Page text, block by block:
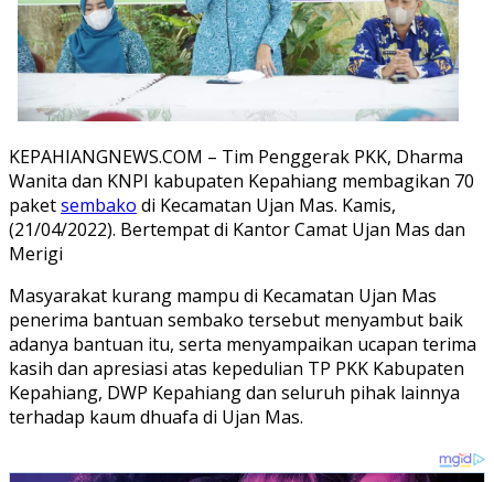
KEPAHIANGNEWS.COM – Tim Penggerak PKK, Dharma
Wanita dan KNPI kabupaten Kepahiang membagikan 70
paketsembako di Kecamatan Ujan Mas. Kamis,
(21/04/2022). Bertempat di Kantor Camat Ujan Mas dan
Merigi
Masyarakat kurang mampu di Kecamatan Ujan Mas
penerima bantuan sembako tersebut menyambut baik
adanya bantuan itu, serta menyampaikan ucapan terima
kasih dan apresiasi atas kepedulian TP PKK Kabupaten
Kepahiang, DWP Kepahiang dan seluruh pihak lainnya
terhadap kaum dhuafa di Ujan Mas.